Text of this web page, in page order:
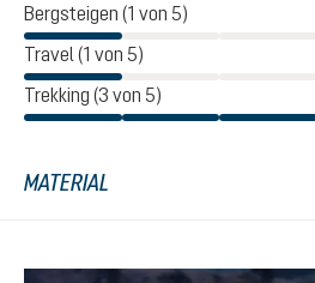
Bergsteigen (1 von 5)
Travel (1 von 5)
Trekking (3 von 5)
MATERIAL